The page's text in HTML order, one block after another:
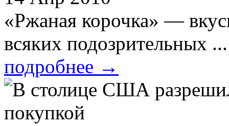
«Ржаная корочка» —
всяких подозрительных ...
подробнее →